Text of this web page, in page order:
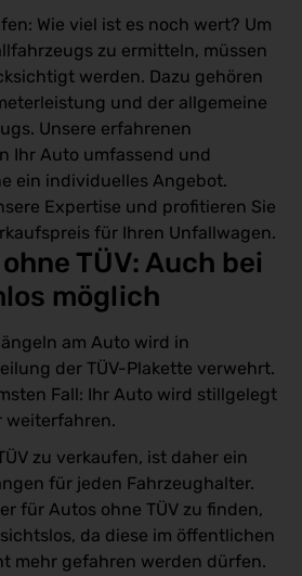
Wie viel ist es noch wert? Um
zu ermitteln, müssen
werden. Dazu gehören
und der allgemeine
Unsere erfahrenen
Ihr Auto umfassend und
ein individuelles Angebot.
Expertise und profitieren Sie
für Ihren Unfallwagen.
TÜV: Auch bei
möglich
am Auto wird in
der TÜV-Plakette verwehrt.
Fall: Ihr Auto wird stillgelegt
weiterfahren.
zu verkaufen, ist daher ein
für jeden Fahrzeughalter.
für Autos ohne TÜV zu finden,
da diese im öffentlichen
mehr gefahren werden dürfen.